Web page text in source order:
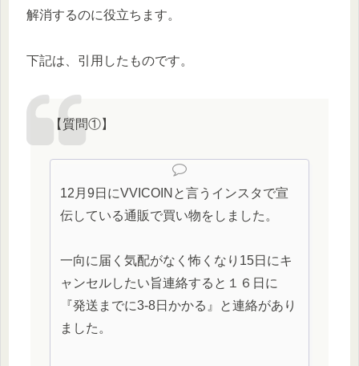
解消するのに役立ちます。
下記は、引用したものです。
【質問①】
12月9日にVVICOINと言うインスタで宣
伝している通販で買い物をしました。
一向に届く気配がなく怖くなり15日にキ
ャンセルしたい旨連絡すると１６日に
『発送までに3-8日かかる』と連絡があり
ました。